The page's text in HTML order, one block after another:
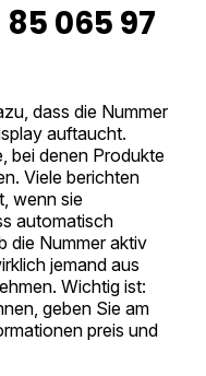
065 97
dass die Nummer
auftaucht.
bei denen Produkte
Viele berichten
wenn sie
automatisch
die Nummer aktiv
jemand aus
Wichtig ist:
geben Sie am
preis und